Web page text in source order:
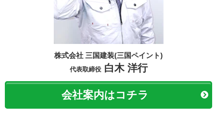
株式会社 三国建装(三国ペイント)
代表取締役白木 洋行
会社案内はコチラ